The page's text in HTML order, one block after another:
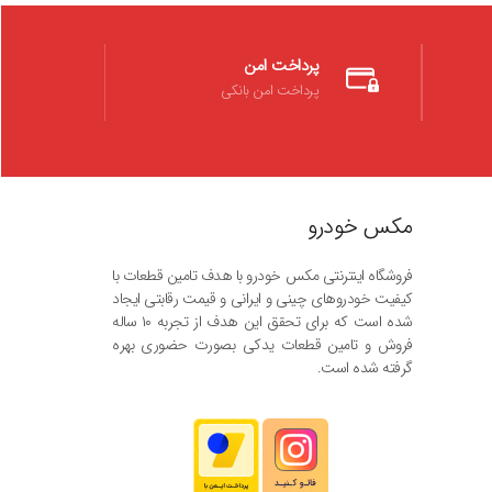
پرداخت امن
پرداخت امن بانکی
مکس خودرو
فروشگاه اینترنتی مکس خودرو با هدف تامین قطعات با
کیفیت خودروهای چینی و ایرانی و قیمت رقابتی ایجاد
شده است که برای تحقق این هدف از تجربه ۱۰ ساله
فروش و تامین قطعات یدکی بصورت حضوری بهره
گرفته شده است.